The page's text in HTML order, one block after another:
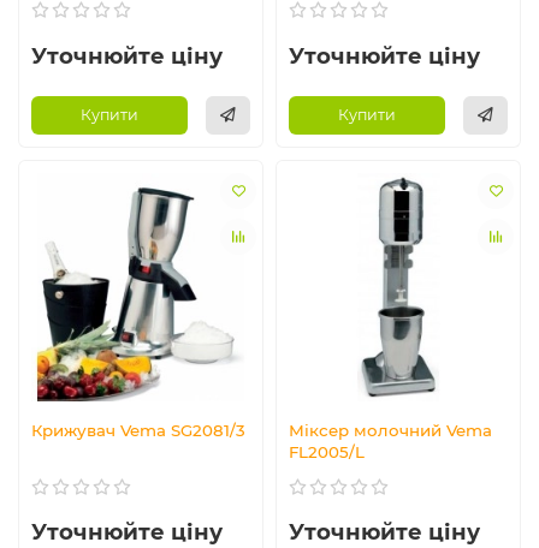
Уточнюйте ціну
Купити
Уточнюйте ціну
Купити
Крижувач Vema SG2081/3
Уточнюйте ціну
Міксер молочний Vema
FL2005/L
Уточнюйте ціну